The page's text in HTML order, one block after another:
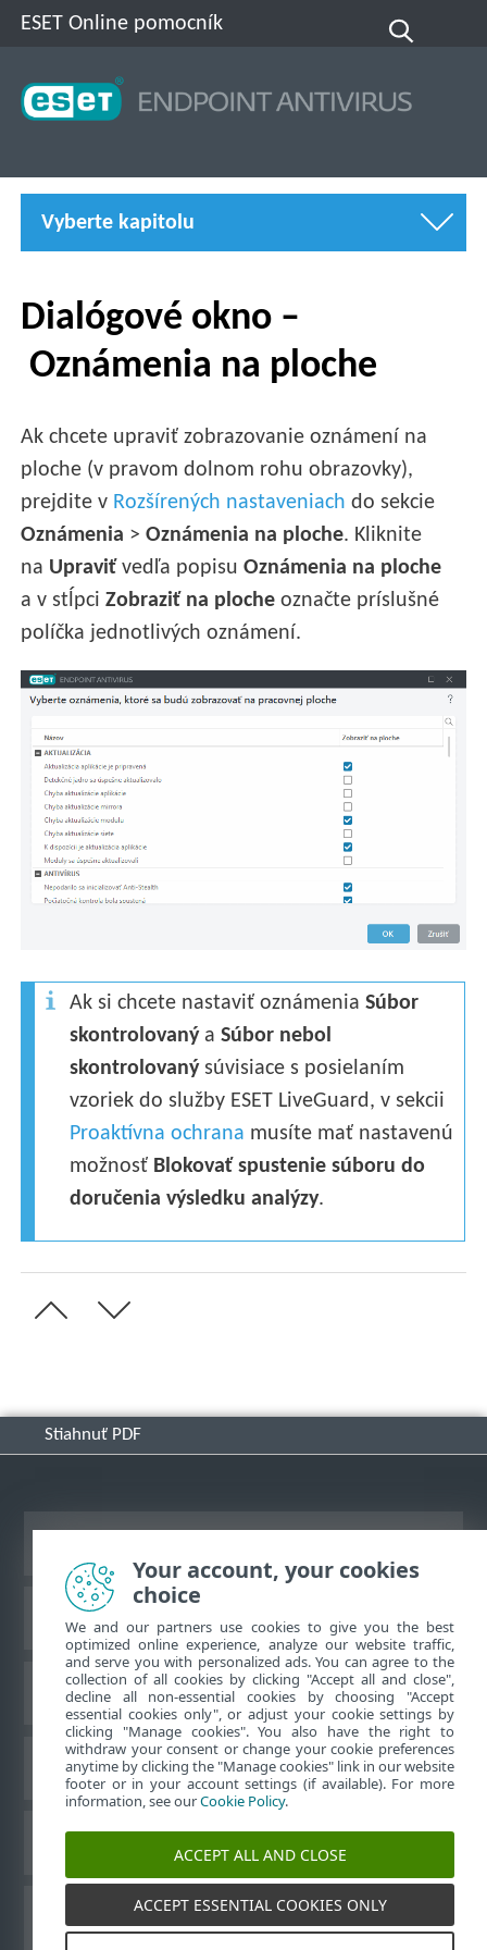
ESET Online pomocník
Vyberte kapitolu
Dialógové okno –
Oznámenia na ploche
Ak chcete upraviť zobrazovanie oznámení na
ploche (v pravom dolnom rohu obrazovky),
prejdite v Rozšírených nastaveniach do sekcie
Oznámenia >Oznámenia na ploche. Kliknite
na Upraviť vedľa popisuOznámenia na ploche
a v stĺpciZobraziť na ploche označte príslušné
políčka jednotlivých oznámení.
Ak si chcete nastaviť oznámeniaSúbor
skontrolovanýaSúbor nebol
skontrolovanýsúvisiace s posielaním
vzoriek do služby ESET LiveGuard, v sekcii
Proaktívna ochrana musíte mať nastavenú
možnosť Blokovať spustenie súboru do
doručenia výsledku analýzy.
Stiahnuť PDF
Databáza znalostí ESET
ESET Fórum
Technická podpora
Používateľské príručky ESET
Your account, your cookies
choice
We and our partners use cookies to give you the best
optimized online experience, analyze our website traffic,
and serve you with personalized ads. You can agree to the
collection of all cookies by clicking "Accept all and close",
decline all non-essential cookies by choosing "Accept
essential cookies only", or adjust your cookie settings by
clicking "Manage cookies". You also have the right to
withdraw your consent or change your cookie preferences
anytime by clicking the "Manage cookies" link in our website
footer or in your account settings (if available). For more
information, see ourCookie Policy.
ACCEPT ALL AND CLOSE
ACCEPT ESSENTIAL COOKIES ONLY